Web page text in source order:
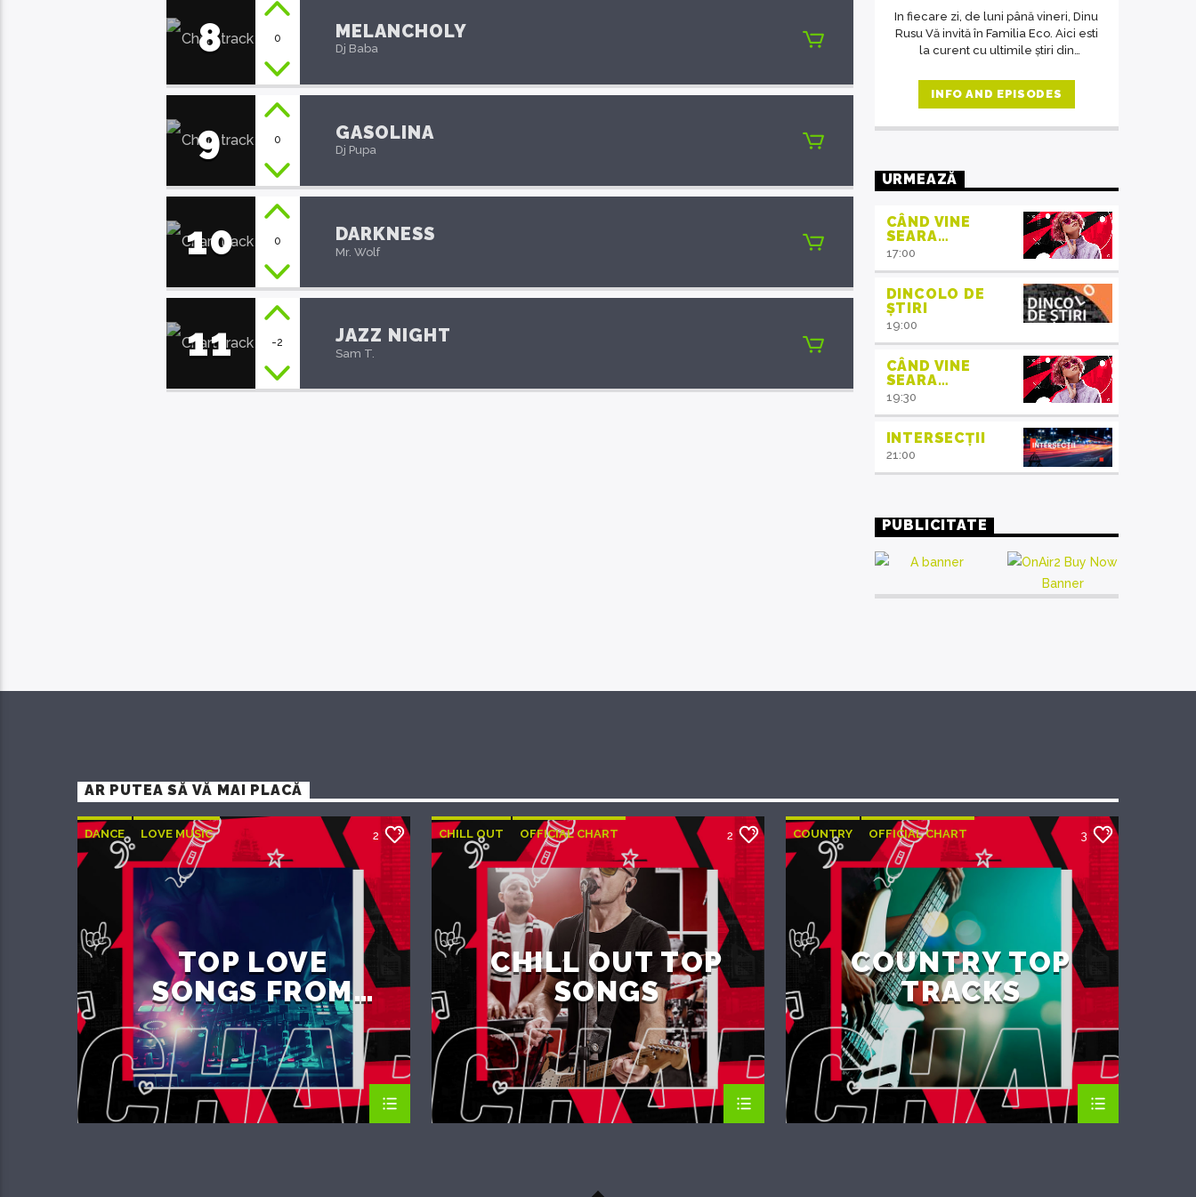
8 0 MELANCHOLY
Dj Baba
9 0 GASOLINA
Dj Pupa
10 0 DARKNESS
Mr. Wolf
11 -2 JAZZ NIGHT
Sam T.
In fiecare zi, de luni până vineri, Dinu
Rusu Vă invită în Familia Eco. Aici esti
la curent cu ultimile știri din
cadrul interviurilor de la ora 14,
invitații emisiunii ne crează acea
INFO AND EPISODES
URMEAZĂ
CÂND VINE
SEARA…
17:00
DINCOLO DE
ȘTIRI
19:00
CÂND VINE
SEARA…
19:30
INTERSECȚII
21:00
PUBLICITATE
AR PUTEA SĂ VĂ MAI PLACĂ
DANCE LOVE MUSIC
MONTHLY CHART SPRING CHART
2
TOP LOVE
SONGS FROM
THE WORLD
CHILL OUT OFFICIAL CHART
SUMMER CHART
2
CHILL OUT TOP
SONGS
COUNTRY OFFICIAL CHART
SUMMER CHART
3
COUNTRY TOP
TRACKS